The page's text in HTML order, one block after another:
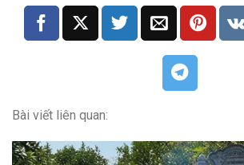
Bài viết liên quan: